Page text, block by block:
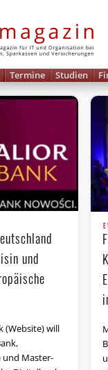
Termine Studien
und
(Website) will
und Master­